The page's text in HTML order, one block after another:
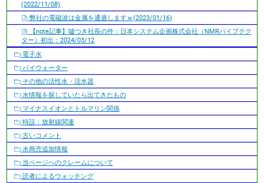
(2022/11/08)
弊社の電磁波は金属を通過しますｗ(2023/01/16)
【note記事】嘘つき社長の件：日本システム企画株式会社（NMRパイプテク
ター）初出：2024/03/12
電子水
パイウォーター
その他の活性水・活水器
水情報を探していたら出てきたもの
マイナスイオンとトルマリン関係
特設：放射線関連
古いコメント
水商売追加情報
当ページへのクレームについて
読者によるウォッチング